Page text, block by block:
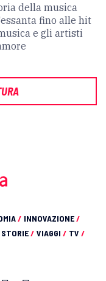
della musica
fino alle hit
e gli artisti
/ INNOVAZIONE/
STORIE/ VIAGGI / TV /